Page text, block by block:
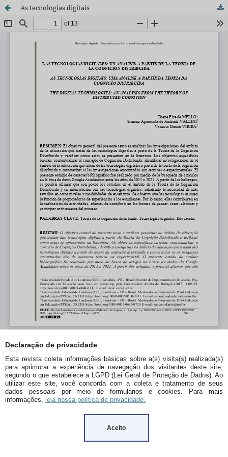
Declaração de privacidade
Esta revista coleta informações básicas sobre a(s) visita(s) realizada(s)
para aprimorar a experiência de navegação dos visitantes deste site,
segundo o que estabelece a LGPD (Lei Geral de Proteção de Dados). Ao
utilizar este site, você concorda com a coleta e tratamento de seus
dados pessoais por meio de formulários e cookies. Para mais
informações, leia nossa política de privacidade.
Aceito
As tecnologias digitais